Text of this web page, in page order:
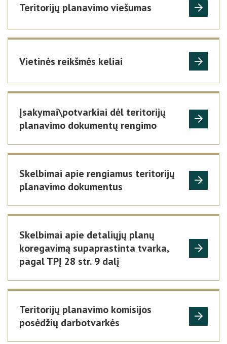
Teritorijų planavimo viešumas
Vietinės reikšmės keliai
Įsakymai\potvarkiai dėl teritorijų
planavimo dokumentų rengimo
Skelbimai apie rengiamus teritorijų
planavimo dokumentus
Skelbimai apie detaliųjų planų
koregavimą supaprastinta tvarka,
pagal TPĮ 28 str. 9 dalį
Teritorijų planavimo komisijos
posėdžių darbotvarkės